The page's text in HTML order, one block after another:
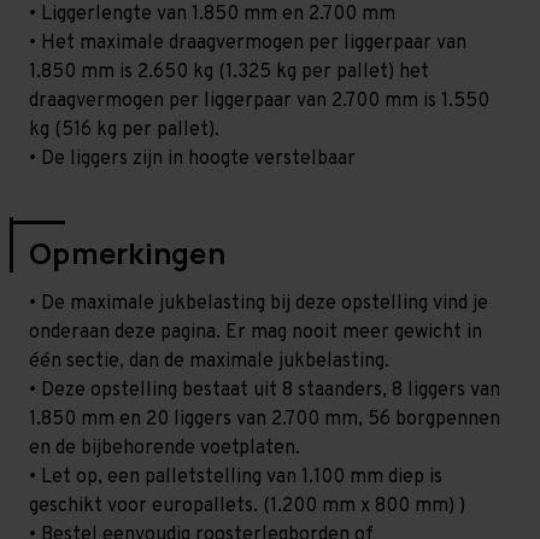
• Liggerlengte van 1.850 mm en 2.700 mm
• Het maximale draagvermogen per liggerpaar van
1.850 mm is 2.650 kg (1.325 kg per pallet) het
draagvermogen per liggerpaar van 2.700 mm is 1.550
kg (516 kg per pallet).
• De liggers zijn in hoogte verstelbaar
Opmerkingen
• De maximale jukbelasting bij deze opstelling vind je
onderaan deze pagina. Er mag nooit meer gewicht in
één sectie, dan de maximale jukbelasting.
• Deze opstelling bestaat uit 8 staanders, 8 liggers van
1.850 mm en 20 liggers van 2.700 mm, 56 borgpennen
en de bijbehorende voetplaten.
• Let op, een palletstelling van 1.100 mm diep is
geschikt voor europallets. (1.200 mm x 800 mm) )